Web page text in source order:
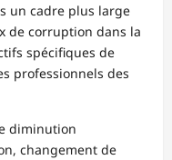
un cadre plus large
de corruption dans la
spécifiques de
professionnels des
diminution
changement de